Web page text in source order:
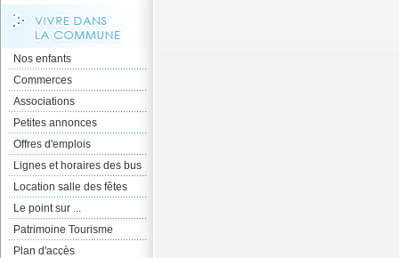
Nos enfants
Commerces
Associations
Petites annonces
Offres d'emplois
Lignes et horaires des bus
Location salle des fêtes
Le point sur ...
Patrimoine Tourisme
Plan d'accès